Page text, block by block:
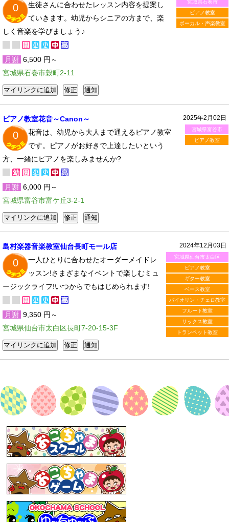
宮城県石巻市
ピアノ教室
ボーカル・声楽教室
0
生徒さんに合わせたレッスン内容を提案し
ていきます。幼児からシニアの方まで、楽
しく音楽を学びましょう♪
月謝 6,500 円～
宮城県石巻市穀町2-11
2025年2月02日
宮城県富谷市
ピアノ教室
ピアノ教室花音～Canon～
0
花音は、幼児から大人まで通えるピアノ教室
です。ピアノがお好きで上達したいという
方、一緒にピアノを楽しみませんか?
月謝 6,000 円～
宮城県富谷市富ケ丘3-2-1
2024年12月03日
宮城県仙台市太白区
ピアノ教室
ギター教室
ベース教室
バイオリン・チェロ教室
フルート教室
サックス教室
トランペット教室
島村楽器音楽教室仙台長町モール店
0
一人ひとりに合わせたオーダーメイドレ
ッスン!さまざまなイベントで楽しむミュ
ージックライフ!いつからでもはじめられます!
月謝 9,350 円～
宮城県仙台市太白区長町7-20-15-3F